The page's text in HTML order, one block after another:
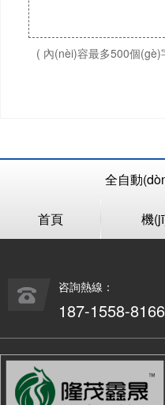
( 內(nèi)容最多500個(gè)
首頁
全自動
機
咨詢熱線：
187-1558-8166